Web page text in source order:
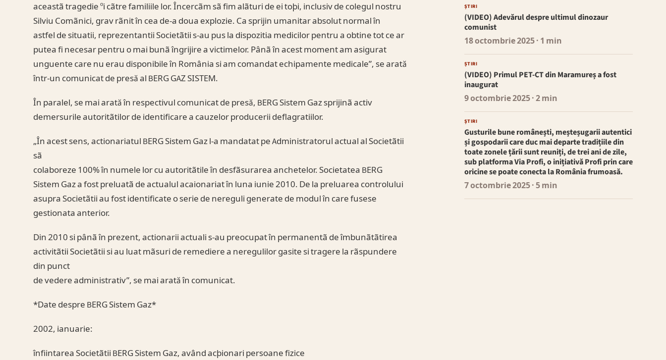
aceastã tragedie ºi cãtre familiile lor. Încercãm sã fim alãturi de ei toþi, inclusiv de colegul nostru
Silviu Comãnici, grav rãnit în cea de-a doua explozie. Ca sprijin umanitar absolut normal în
astfel de situatii, reprezentantii Societãtii s-au pus la dispozitia medicilor pentru a obtine tot ce ar
putea fi necesar pentru o mai bunã îngrijire a victimelor. Pânã în acest moment am asigurat
unguente care nu erau disponibile în România si am comandat echipamente medicale”, se arată
într-un comunicat de presă al BERG GAZ SISTEM.
În paralel, se mai arată în respectivul comunicat de presă, BERG Sistem Gaz sprijinã activ
demersurile autoritãtilor de identificare a cauzelor producerii deflagratiilor.
„În acest sens, actionariatul BERG Sistem Gaz l-a mandatat pe Administratorul actual al Societãtii
sã
colaboreze 100% în numele lor cu autoritãtile în desfãsurarea anchetelor. Societatea BERG
Sistem Gaz a fost preluatã de actualul acaionariat în luna iunie 2010. De la preluarea controlului
asupra Societãtii au fost identificate o serie de nereguli generate de modul în care fusese
gestionata anterior.
Din 2010 si pânã în prezent, actionarii actuali s-au preocupat în permanentã de îmbunãtãtirea
activitãtii Societãtii si au luat mãsuri de remediere a neregulilor gasite si tragere la rãspundere
din punct
de vedere administrativ”, se mai arată în comunicat.
*Date despre BERG Sistem Gaz*
2002, ianuarie:
înfiintarea Societãtii BERG Sistem Gaz, având acþionari persoane fizice
ȘTIRI
(VIDEO) Adevărul despre ultimul dinozaur
comunist
18 octombrie 2025· 1 min
ȘTIRI
(VIDEO) Primul PET-CT din Maramureș a fost
inaugurat
9 octombrie 2025· 2 min
ȘTIRI
Gusturile bune românești, meșteșugarii autentici
și gospodarii care duc mai departe tradițiile din
toate zonele țării sunt reuniți, de trei ani de zile,
sub platforma Via Profi, o inițiativă Profi prin care
oricine se poate conecta la România frumoasă.
7 octombrie 2025· 5 min